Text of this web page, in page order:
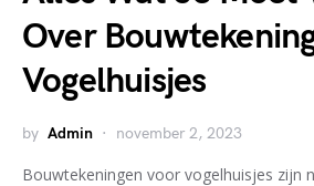
Over
Vogelhuisjes
by Admin november 2, 2023
Bouwtekeningen voor vogelhuisjes zijn